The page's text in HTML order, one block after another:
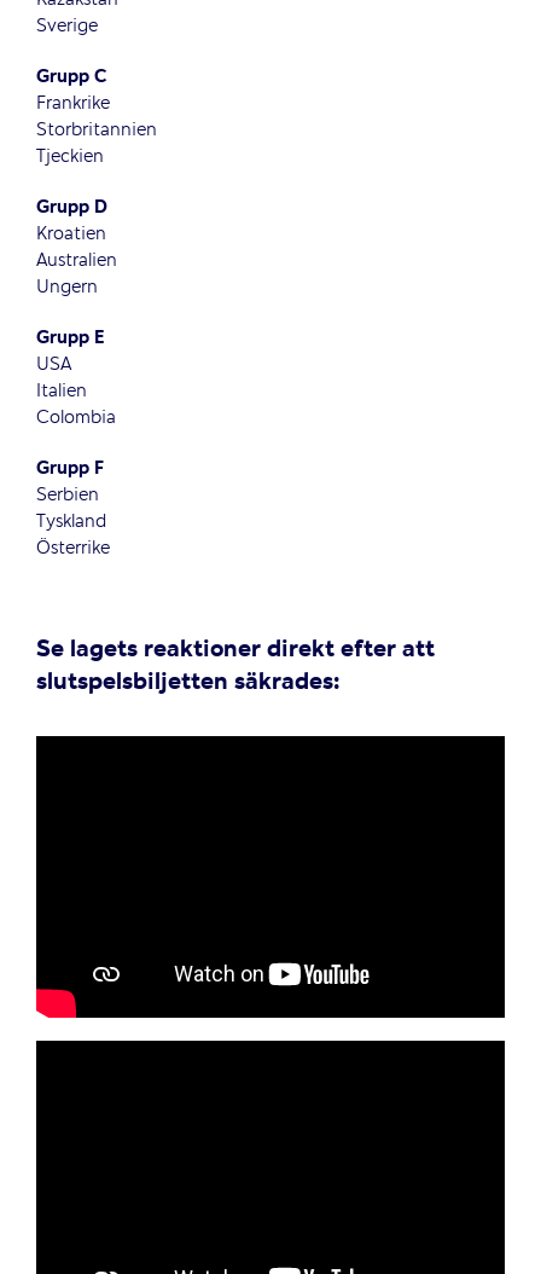
Sverige
Grupp C
Frankrike
Storbritannien
Tjeckien
Grupp D
Kroatien
Australien
Ungern
Grupp E
USA
Italien
Colombia
Grupp F
Serbien
Tyskland
Österrike
Se lagets reaktioner direkt efter att
slutspelsbiljetten säkrades: